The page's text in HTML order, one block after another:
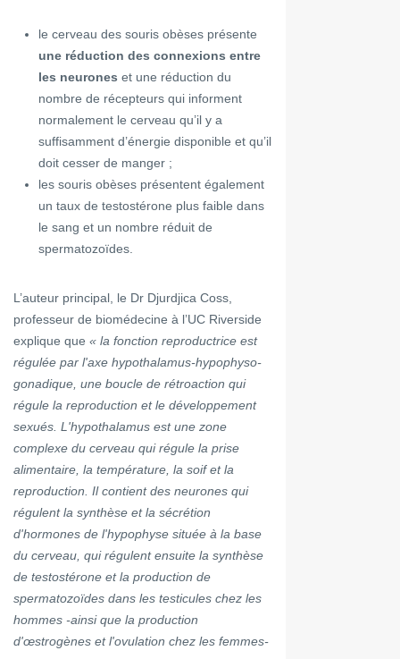
le cerveau des souris obèses présente
une réduction des connexions entre
les neurones et une réduction du
nombre de récepteurs qui informent
normalement le cerveau qu’il y a
suffisamment d’énergie disponible et qu’il
doit cesser de manger ;
les souris obèses présentent également
un taux de testostérone plus faible dans
le sang et un nombre réduit de
spermatozoïdes.
L’auteur principal, le Dr Djurdjica Coss,
professeur de biomédecine à l’UC Riverside
explique que « la fonction reproductrice est
régulée par l'axe hypothalamus-hypophyso-
gonadique, une boucle de rétroaction qui
régule la reproduction et le développement
sexués. L'hypothalamus est une zone
complexe du cerveau qui régule la prise
alimentaire, la température, la soif et la
reproduction. Il contient des neurones qui
régulent la synthèse et la sécrétion
d'hormones de l'hypophyse située à la base
du cerveau, qui régulent ensuite la synthèse
de testostérone et la production de
spermatozoïdes dans les testicules chez les
hommes -ainsi que la production
d'œstrogènes et l'ovulation chez les femmes-